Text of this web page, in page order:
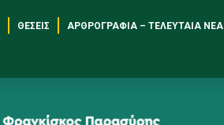
ΘΈΣΕΙΣ ΑΡΘΡΟΓΡΑΦΊΑ – ΤΕΛΕΥΤΑΊΑ ΝΈΑ